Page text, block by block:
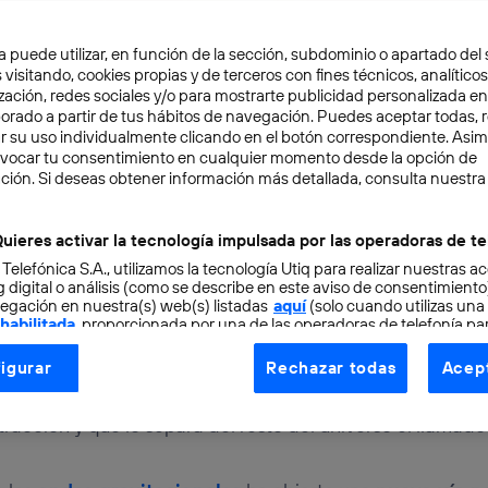
3 min
fotografía del “event
Daniel Poto Galán
una de las principales incógnitas de la
y que lo separa del resto del universo el llamado
puede utilizar, en función de la sección, subdominio o apartado del
visitando, cookies propias y de terceros con fines técnicos,
redes sociales y/o para mostrarte publicidad personalizada
a partir de tus hábitos de navegación. Puedes aceptar todas,
su uso individualmente clicando en el botón correspondiente.
tu consentimiento en cualquier momento desde la opción de
Si deseas obtener información más detallada, consulta nuestra
activar la tecnología impulsada por las operadoras de
S.A., utilizamos la tecnología Utiq para realizar nuestras
digital o análisis (como se describe en este aviso de
en nuestra(s) web(s) listadas aquí(solo cuando utilizas una
, proporcionada por una de las operadoras de telefonía
consentimiento en cada página web).
Utiq está diseñada con la privacidad como prioridad
tu dirección IP y otra información de la cuenta de cliente de
Rechazar todas